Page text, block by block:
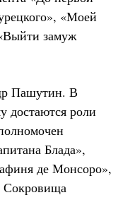
«Моей
замуж
Пашутин. В
достаются роли
Блада»,
де Монсоро»,
Сокровища